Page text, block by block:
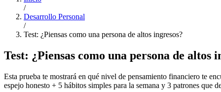
/
Desarrollo Personal
/
Test: ¿Piensas como una persona de altos ingresos?
Test: ¿Piensas como una persona de altos
Esta prueba te mostrará en qué nivel de pensamiento financiero te
espejo honesto + 5 hábitos simples para la semana y 3 patrones que